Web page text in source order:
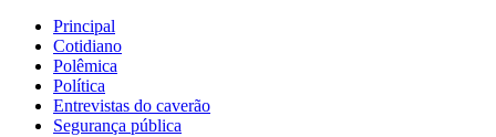
Principal
Cotidiano
Polêmica
Política
Entrevistas do caverão
Segurança pública